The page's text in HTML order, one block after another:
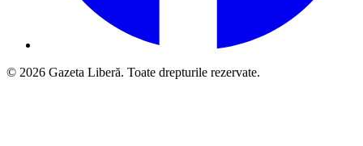
© 2026 Gazeta Liberă. Toate drepturile rezervate.